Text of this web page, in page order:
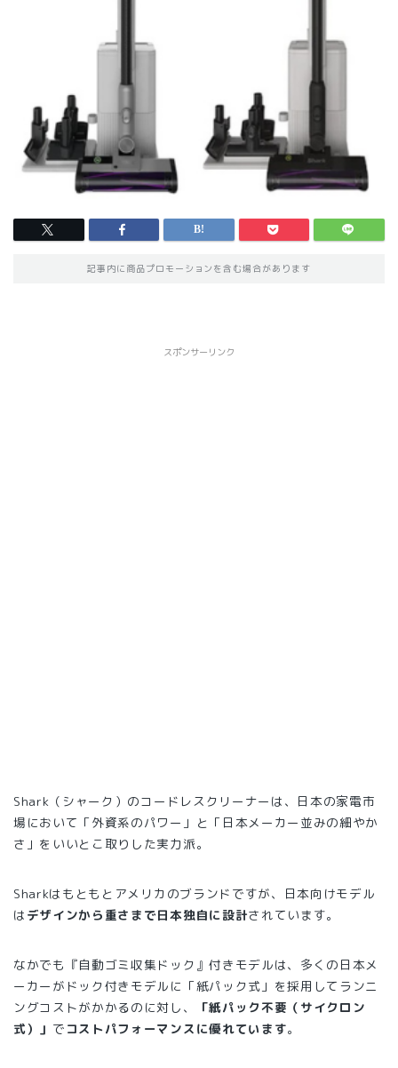
記事内に商品プロモーションを含む場合があります
スポンサーリンク
Shark（シャーク）のコードレスクリーナーは、日本の家電市
場において「外資系のパワー」と「日本メーカー並みの細やか
さ」をいいとこ取りした実力派。
Sharkはもともとアメリカのブランドですが、日本向けモデル
は デザインから重さまで日本独自に設計されています。
なかでも『自動ゴミ収集ドック』付きモデルは、多くの日本メ
ーカーがドック付きモデルに「紙パック式」を採用してランニ
ングコストがかかるのに対し、
「紙パック不要（サイクロン
式）」 で コストパフォーマンスに優れています。